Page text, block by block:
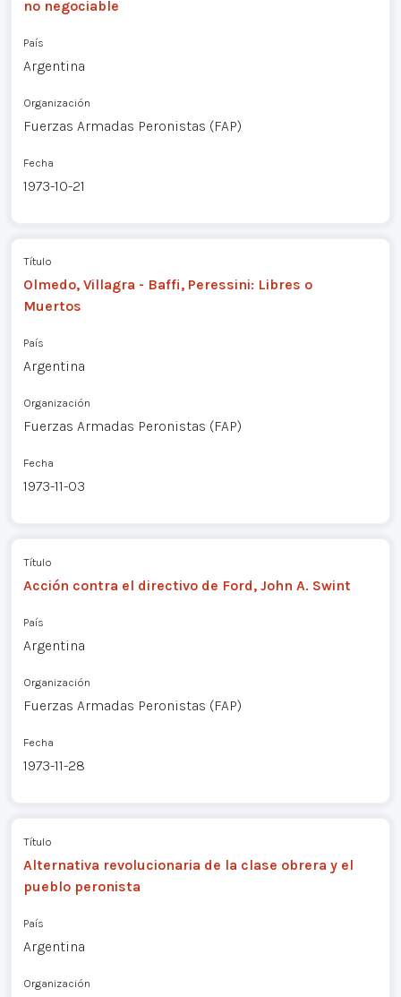
no negociable
País
Argentina
Organización
Fuerzas Armadas Peronistas (FAP)
Fecha
1973-10-21
Título
Olmedo, Villagra - Baffi, Peressini: Libres o
Muertos
País
Argentina
Organización
Fuerzas Armadas Peronistas (FAP)
Fecha
1973-11-03
Título
Acción contra el directivo de Ford, John A. Swint
País
Argentina
Organización
Fuerzas Armadas Peronistas (FAP)
Fecha
1973-11-28
Título
Alternativa revolucionaria de la clase obrera y el
pueblo peronista
País
Argentina
Organización